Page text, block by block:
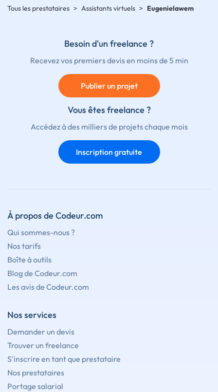
Tous les prestataires > Assistants virtuels > Eugenielawem
Besoin d'un freelance ?
Recevez vos premiers devis en moins de 5 min
Publier un projet
Vous êtes freelance ?
Accédez à des milliers de projets chaque mois
Inscription gratuite
À propos de Codeur.com
Qui sommes-nous ?
Nos tarifs
Boîte à outils
Blog de Codeur.com
Les avis de Codeur.com
Nos services
Demander un devis
Trouver un freelance
S'inscrire en tant que prestataire
Nos prestataires
Portage salarial